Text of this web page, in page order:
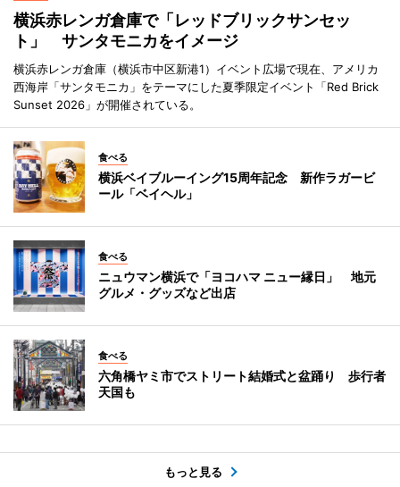
横浜赤レンガ倉庫で「レッドブリックサンセッ
ト」 サンタモニカをイメージ
横浜赤レンガ倉庫（横浜市中区新港1）イベント広場で現在、アメリカ
西海岸「サンタモニカ」をテーマにした夏季限定イベント「Red Brick
Sunset 2026」が開催されている。
食べる
横浜ベイブルーイング15周年記念 新作ラガービ
ール「ベイヘル」
食べる
ニュウマン横浜で「ヨコハマ ニュー縁日」 地元
グルメ・グッズなど出店
食べる
六角橋ヤミ市でストリート結婚式と盆踊り 歩行者
天国も
もっと見る